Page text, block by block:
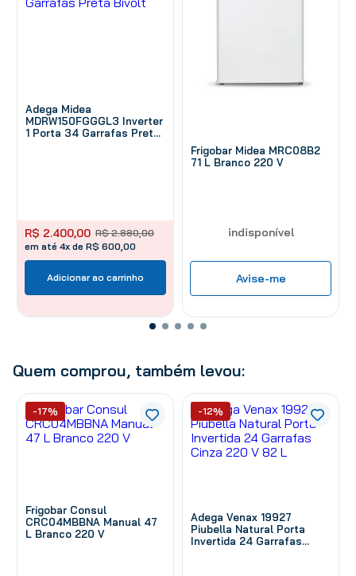
Adega Midea
MDRW150FGGGL3 Inverter
1 Porta 34 Garrafas Preta
R$ 2.880,00
R$ 2.400,00
em até 4x de R$ 600,00
Adicionar ao carrinho
Frigobar Midea MRC08B2
71 L Branco 220 V
indisponível
Avise-me
Quem comprou, também levou:
Frigobar Consul
CRC04MBBNA Manual 47
L Branco 220 V
-17%
Adega Venax 19927
Piubella Natural Porta
Invertida 24 Garrafas
-12%